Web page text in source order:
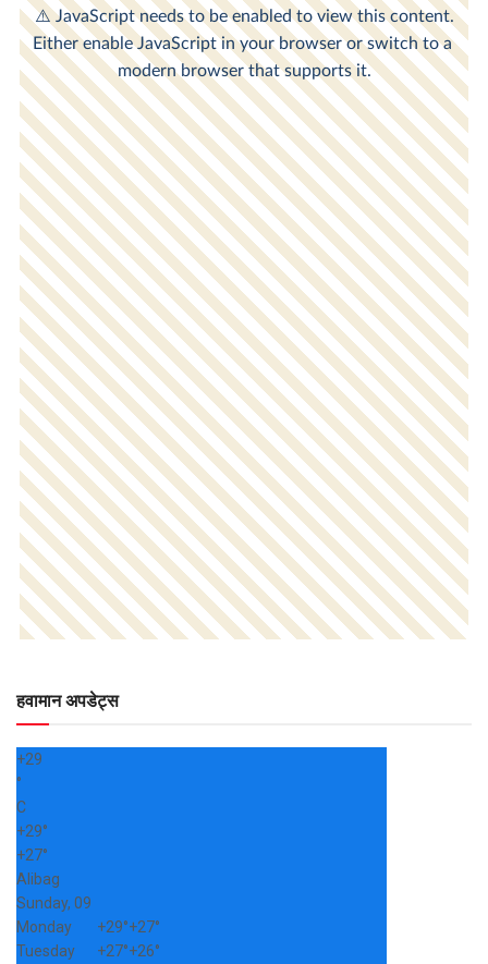
हवामान अपडेट्स
+29
°
C
+29°
+27°
Alibag
Sunday, 09
Monday
+29°+27°
Tuesday
+27°+26°